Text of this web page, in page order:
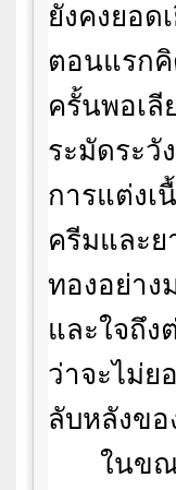
ยังคงยอด
ตอนแรกคิ
ครั้นพอเลี
ระมัดระวั
การแต่งเ
ครีมและย
ทองอย่าง
และใจถึง
ว่าจะไม่ย
ลับหลังข
ในขณ